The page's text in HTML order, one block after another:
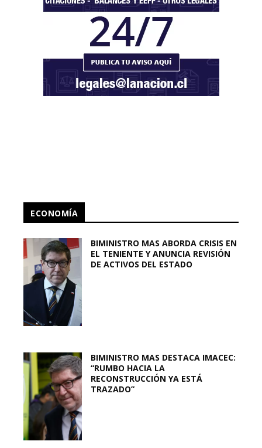
ECONOMÍA
BIMINISTRO MAS ABORDA CRISIS EN
EL TENIENTE Y ANUNCIA REVISIÓN
DE ACTIVOS DEL ESTADO
BIMINISTRO MAS DESTACA IMACEC:
“RUMBO HACIA LA
RECONSTRUCCIÓN YA ESTÁ
TRAZADO”